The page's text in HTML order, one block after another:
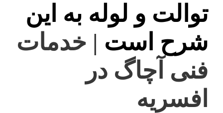
توالت و لوله به این
شرح است | خدمات
فنی آچاگ در
افسریه